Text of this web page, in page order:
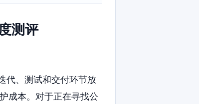
测评
代、测试和交付环节放
成本。对于正在寻找公